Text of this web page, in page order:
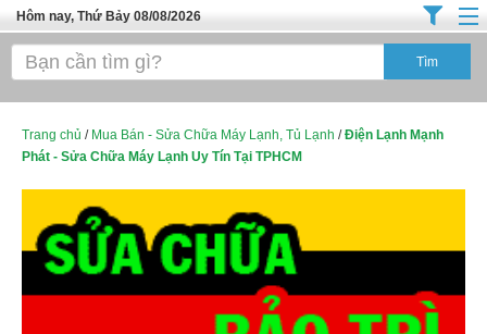
Hôm nay, Thứ Bảy 08/08/2026
Trang chủ
Tuyển Sinh Đào Tạo
Đồ Dùng Nội Ngoại Thất
Điện Tử Điện Máy
Làm Đẹp
Trang chủ / Mua Bán - Sửa Chữa Máy Lạnh, Tủ Lạnh /Điện Lạnh Mạnh
Phát - Sửa Chữa Máy Lạnh Uy Tín Tại TPHCM